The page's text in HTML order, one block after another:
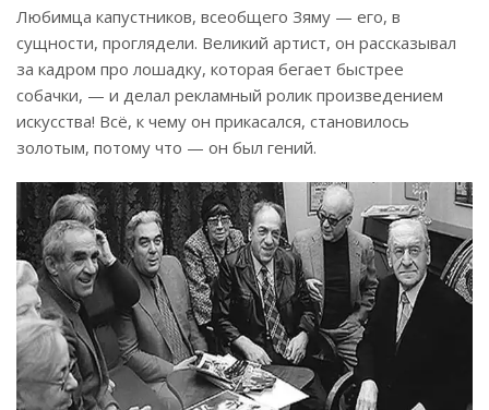
Любимца капустников, всеобщего Зяму — его, в
сущности, проглядели. Великий артист, он рассказывал
за кадром про лошадку, которая бегает быстрее
собачки, — и делал рекламный ролик произведением
искусства! Всё, к чему он прикасался, становилось
золотым, потому что — он был гений.